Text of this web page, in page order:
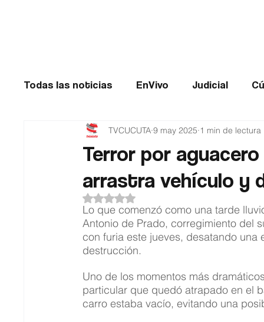
Todas las noticias EnVivo Judicial
Entretenimiento Historias de impacto
Catatumbo TRANSMILENIO Salud
Terror por
arrastra vehículo y
TVCUCUTA 9 may 2025 1 min de lectura
Obtuvo NaN de 5 estrellas.
Lo que comenzó como una tarde
Antonio de Prado, corregimiento del
con furia este jueves, desatando
destrucción.
Uno de los momentos más
particular que quedó atrapado en el
carro estaba vacío, evitando una